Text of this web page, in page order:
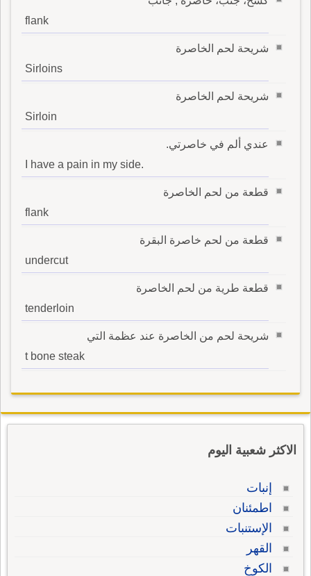
flank
شريحة لحم الخاصرة
Sirloins
شريحة لحم الخاصرة
Sirloin
عندي ألم في خاصرتي.
I have a pain in my side.
قطعة من لحم الخاصرة
flank
قطعة من لحم خاصرة البقرة
undercut
قطعة طرية من لحم الخاصرة
tenderloin
شريحة لحم من الخاصرة عند عظمة التي
t bone steak
الاكثر شعبية اليوم
إنبات
اطمئنان
الإستنبات
القهر
الكوخ